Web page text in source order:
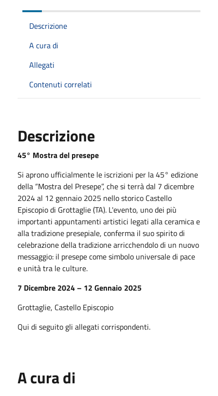
Descrizione
A cura di
Allegati
Contenuti correlati
Descrizione
45° Mostra del presepe
Si aprono ufficialmente le iscrizioni per la 45° edizione
della “Mostra del Presepe”, che si terrà dal 7 dicembre
2024 al 12 gennaio 2025 nello storico Castello
Episcopio di Grottaglie (TA). L'evento, uno dei più
importanti appuntamenti artistici legati alla ceramica e
alla tradizione presepiale, conferma il suo spirito di
celebrazione della tradizione arricchendolo di un nuovo
messaggio: il presepe come simbolo universale di pace
e unità tra le culture.
7 Dicembre 2024 – 12 Gennaio 2025
Grottaglie, Castello Episcopio
Qui di seguito gli allegati corrispondenti.
A cura di